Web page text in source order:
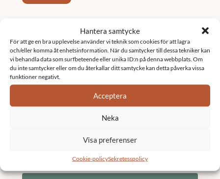
Hantera samtycke
För att ge en bra upplevelse använder vi teknik som cookies för att lagra
och/eller komma åt enhetsinformation. När du samtycker till dessa tekniker kan
vi behandla data som surfbeteende eller unika ID:n på denna webbplats. Om
du inte samtycker eller om du återkallar ditt samtycke kan detta påverka vissa
funktioner negativt.
Acceptera
Neka
Visa preferenser
Cookie-policySekretesspolicy
Fastighetsförvaltning
Underhållsplan
K3 Bostadsrättsförening